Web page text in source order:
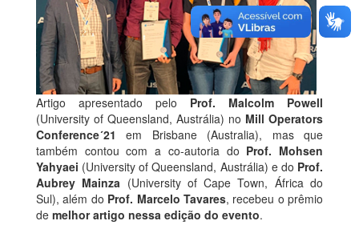
Artigo apresentado pelo Prof. Malcolm Powell
(University of Queensland, Austrália) no Mill Operators
Conference´21 em Brisbane (Australia), mas que
também contou com a co-autoria do Prof. Mohsen
Yahyaei (University of Queensland, Austrália) e do Prof.
Aubrey Mainza (University of Cape Town, África do
Sul), além do Prof. Marcelo Tavares, recebeu o prêmio
de melhor artigo nessa edição do evento.